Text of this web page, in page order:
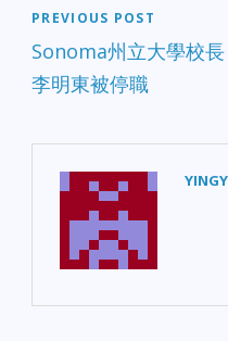
PREVIOUS POST
Sonoma州立大學校長
李明東被停職